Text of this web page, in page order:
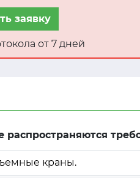
заявку
от 7 дней
распространяются
краны.